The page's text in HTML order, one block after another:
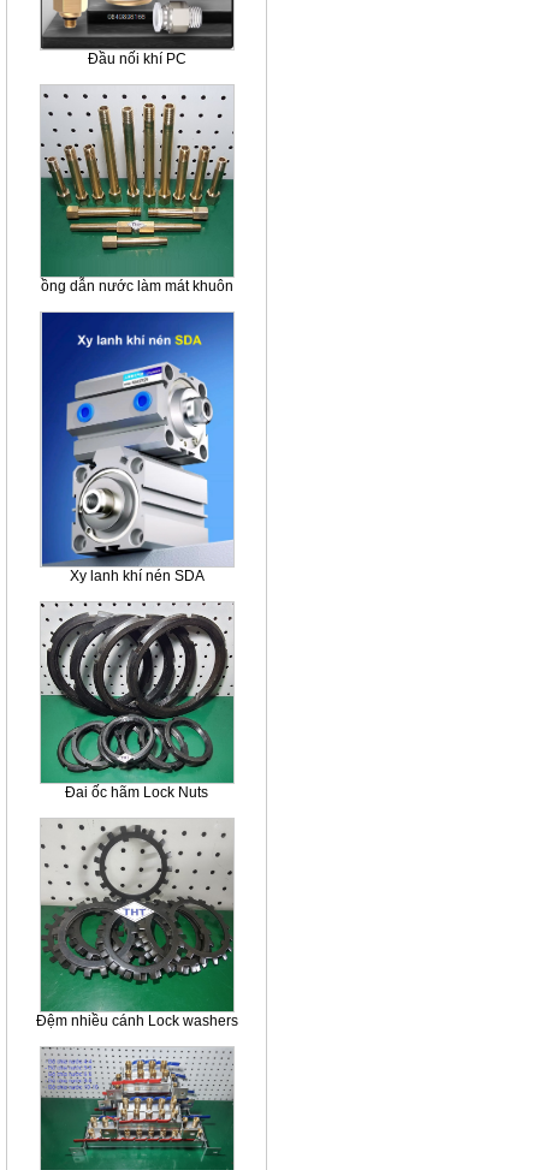
Đầu nối khí PC
ồng dẫn nước làm mát khuôn
Xy lanh khí nén SDA
Đai ốc hãm Lock Nuts
Đệm nhiều cánh Lock washers